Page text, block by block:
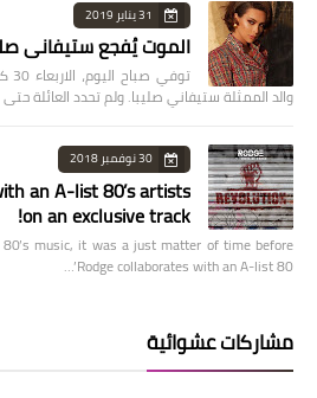
31 يناير 2019
الموت يُفجع ستيفاني
والد الممثلة ستيفاني صليبا. ولم تحدد العائلة حتى
30 نوفمبر 2018
an A-list 80’s artists
on an exclusive track!
music, it was a just matter of time before
Rodge collaborates with an A-list 80’…
مشاركات عشوائية